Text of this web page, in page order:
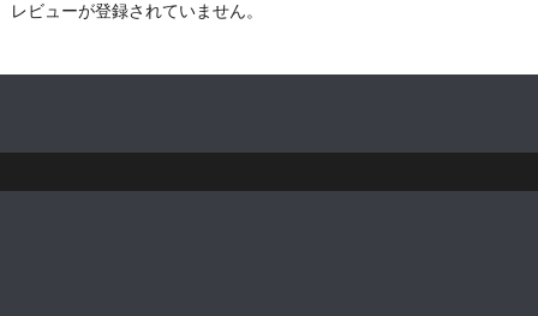
レビューが登録されていません。